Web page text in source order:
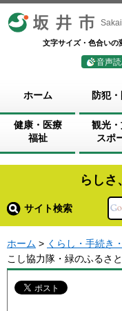
坂井市
文字サイズ・色合いの
音声
ホーム 防犯
健康・医療
福祉
観光
スポ
らしさ
サイト検索
ホーム > くらし・手続き
こし協力隊・緑のふるさ